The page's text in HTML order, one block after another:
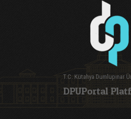
T.C. Kütahya Dumlupınar
DPUPortal